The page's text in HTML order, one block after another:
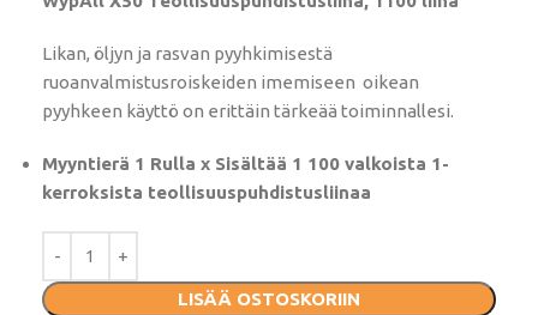
Likan, öljyn ja rasvan pyyhkimisestä
ruoanvalmistusroiskeiden imemiseen oikean
pyyhkeen käyttö on erittäin tärkeää toiminnallesi.
Myyntierä 1 Rulla x Sisältää 1 100 valkoista 1-
kerroksista teollisuuspuhdistusliinaa
LISÄÄ OSTOSKORIIN